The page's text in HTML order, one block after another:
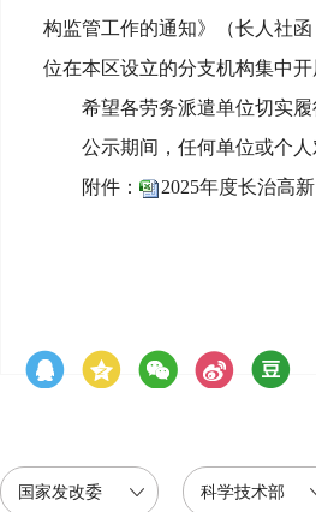
构监管工作的通知》（长人社
位在本区设立的分支机构集中
希望各劳务派遣单位切实
公示期间，任何单位或个
附件：
2025年度长治高
国家发改委 科学技术部